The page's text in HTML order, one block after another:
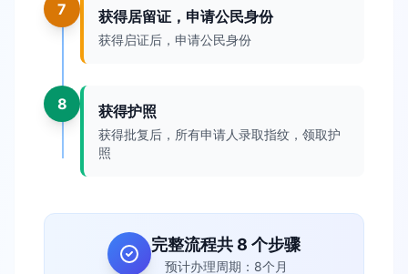
7 获得居留证，申请公民身份
获得启证后，申请公民身份
8 获得护照
获得批复后，所有申请人录取指纹，领取护
照
完整流程共 8 个步骤
预计办理周期：8个月